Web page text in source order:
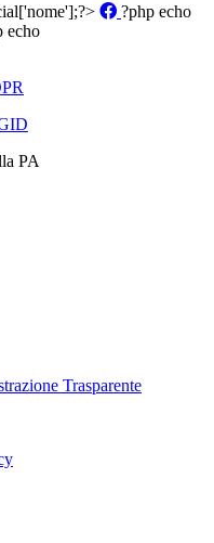
?php echo
echo
PA
Trasparente